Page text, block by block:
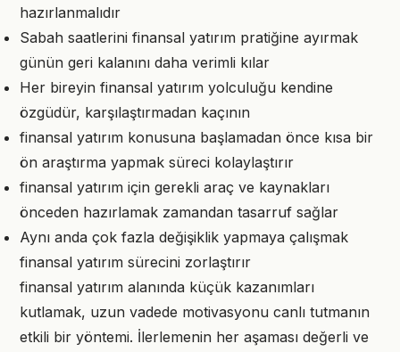
hazırlanmalıdır
Sabah saatlerini finansal yatırım pratiğine ayırmak
günün geri kalanını daha verimli kılar
Her bireyin finansal yatırım yolculuğu kendine
özgüdür, karşılaştırmadan kaçının
finansal yatırım konusuna başlamadan önce kısa bir
ön araştırma yapmak süreci kolaylaştırır
finansal yatırım için gerekli araç ve kaynakları
önceden hazırlamak zamandan tasarruf sağlar
Aynı anda çok fazla değişiklik yapmaya çalışmak
finansal yatırım sürecini zorlaştırır
finansal yatırım alanında küçük kazanımları
kutlamak, uzun vadede motivasyonu canlı tutmanın
etkili bir yöntemi. İlerlemenin her aşaması değerli ve